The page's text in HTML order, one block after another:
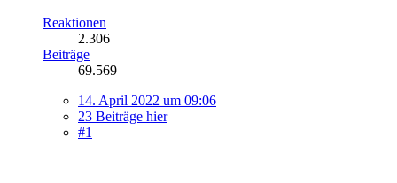
Reaktionen
2.306
Beiträge
69.569
14. April 2022 um 09:06
23 Beiträge hier
#1